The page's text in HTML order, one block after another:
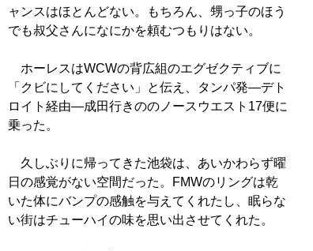
ャンスはほとんどない。もちろん、甥っ子のほう
でも叔父さんになにかを頼むつもりはない。
ホーレスはWCWの背広組のエグゼクティブに
「クビにしてください」と伝え、タンパ発―デト
ロイト経由―成田行きののノースウエスト17便に
乗った。
久しぶりに帰ってきた池袋は、あいかわらず曜
日の感覚がない空間だった。FMWのリングは乾
いた体にバンプの感触を与えてくれたし、眠らな
い街はチューハイの味を思い出させてくれた。